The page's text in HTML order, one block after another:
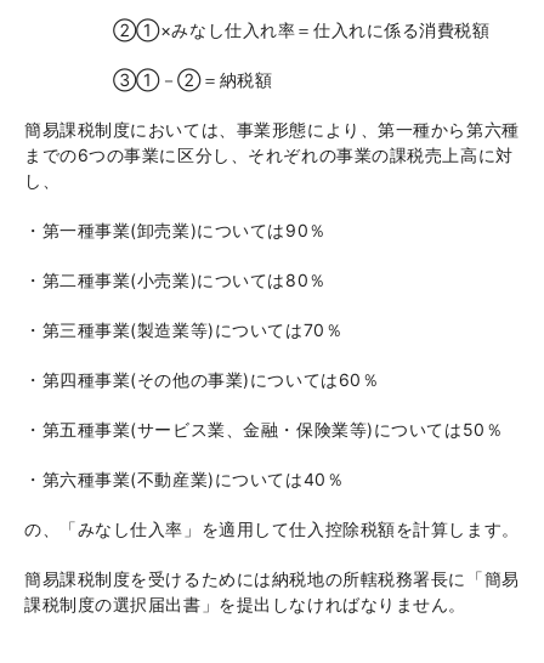
②①×みなし仕入れ率＝仕入れに係る消費税額
③①－②＝納税額
簡易課税制度においては、事業形態により、第一種から第六種
までの6つの事業に区分し、それぞれの事業の課税売上高に対
し、
・第一種事業(卸売業)については90％
・第二種事業(小売業)については80％
・第三種事業(製造業等)については70 ％
・第四種事業(その他の事業)については60 ％
・第五種事業(サービス業、金融・保険業等)については50 ％
・第六種事業(不動産業)については40 ％
の、「みなし仕入率」を適用して仕入控除税額を計算します。
簡易課税制度を受けるためには納税地の所轄税務署長に「簡易
課税制度の選択届出書」を提出しなければなりません。